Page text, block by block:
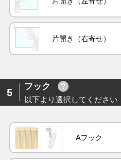
片開き（右寄せ）
5
フック
以下より選択してください
Aフック